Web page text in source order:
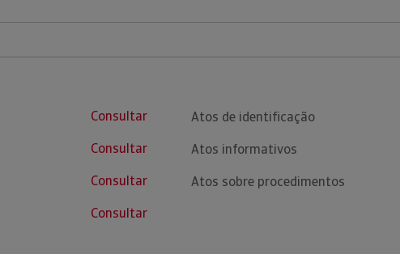
Consultar
Consultar
Consultar
Consultar
Atos de identificação
Atos informativos
Atos sobre procedimentos